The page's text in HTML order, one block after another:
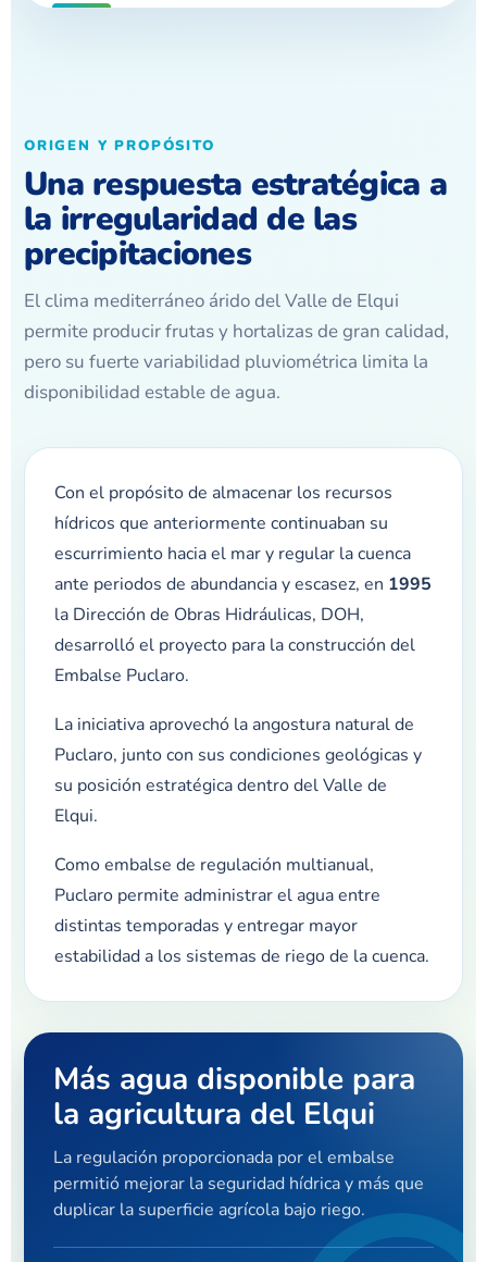
ORIGEN Y PROPÓSITO
Una respuesta estratégica a
la irregularidad de las
precipitaciones
El clima mediterráneo árido del Valle de Elqui
permite producir frutas y hortalizas de gran calidad,
pero su fuerte variabilidad pluviométrica limita la
disponibilidad estable de agua.
Con el propósito de almacenar los recursos
hídricos que anteriormente continuaban su
escurrimiento hacia el mar y regular la cuenca
ante periodos de abundancia y escasez, en 1995
la Dirección de Obras Hidráulicas, DOH,
desarrolló el proyecto para la construcción del
Embalse Puclaro.
La iniciativa aprovechó la angostura natural de
Puclaro, junto con sus condiciones geológicas y
su posición estratégica dentro del Valle de
Elqui.
Como embalse de regulación multianual,
Puclaro permite administrar el agua entre
distintas temporadas y entregar mayor
estabilidad a los sistemas de riego de la cuenca.
Más agua disponible para
la agricultura del Elqui
La regulación proporcionada por el embalse
permitió mejorar la seguridad hídrica y más que
duplicar la superficie agrícola bajo riego.